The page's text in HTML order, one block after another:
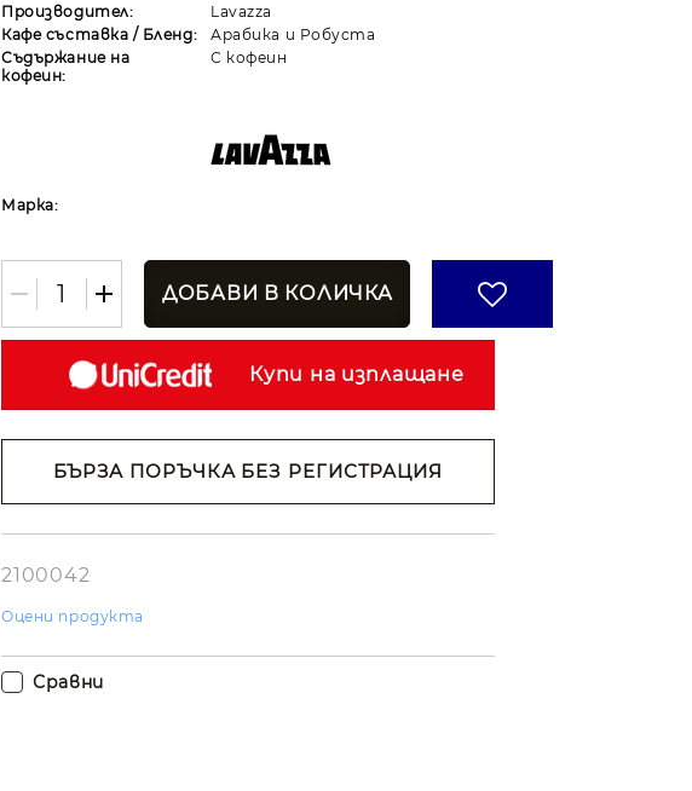
Производител:
Lavazza
Кафе съставка / Бленд:
Арабика и Робуста
Съдържание на
кофеин:
С кофеин
Марка:
Купи на изплащане
БЪРЗА ПОРЪЧКА БЕЗ РЕГИСТРАЦИЯ
лични данни
работния ден.
2100042
Оцени продукта
Сравни